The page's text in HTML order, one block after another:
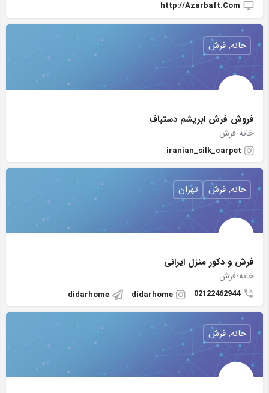
http://Azarbaft.Com
فروش فرش ابریشم دستباف
خانه-فرش
iranian_silk_carpet
خانه, فرش
فرش و دکور منزل ایرانی
خانه-فرش
02122462944
didarhome
didarhome
خانه, فرش تهران
خانه, فرش